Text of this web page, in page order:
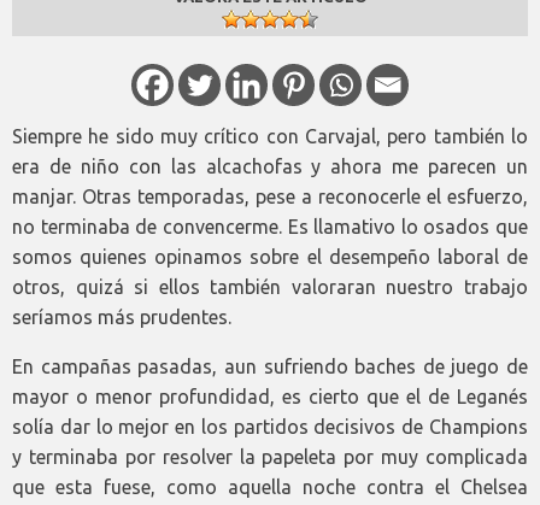
Siempre he sido muy crítico con Carvajal, pero también lo
era de niño con las alcachofas y ahora me parecen un
manjar. Otras temporadas, pese a reconocerle el esfuerzo,
no terminaba de convencerme. Es llamativo lo osados que
somos quienes opinamos sobre el desempeño laboral de
otros, quizá si ellos también valoraran nuestro trabajo
seríamos más prudentes.
En campañas pasadas, aun sufriendo baches de juego de
mayor o menor profundidad, es cierto que el de Leganés
solía dar lo mejor en los partidos decisivos de Champions
y terminaba por resolver la papeleta por muy complicada
que esta fuese, como aquella noche contra el Chelsea